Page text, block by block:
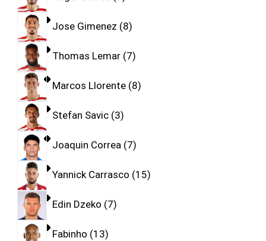
Jose Gimenez 8
Thomas Lemar 7
Marcos Llorente 8
Stefan Savic 3
Joaquin Correa 7
Yannick Carrasco 15
Edin Dzeko 7
Fabinho 13